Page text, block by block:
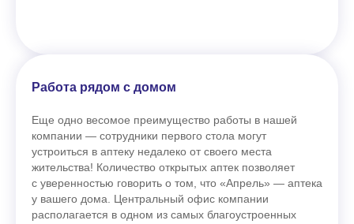
Работа рядом с домом
Еще одно весомое преимущество работы в нашей
компании — сотрудники первого стола могут
устроиться в аптеку недалеко от своего места
жительства! Количество открытых аптек позволяет
с уверенностью говорить о том, что «Апрель» — аптека
у вашего дома. Центральный офис компании
располагается в одном из самых благоустроенных